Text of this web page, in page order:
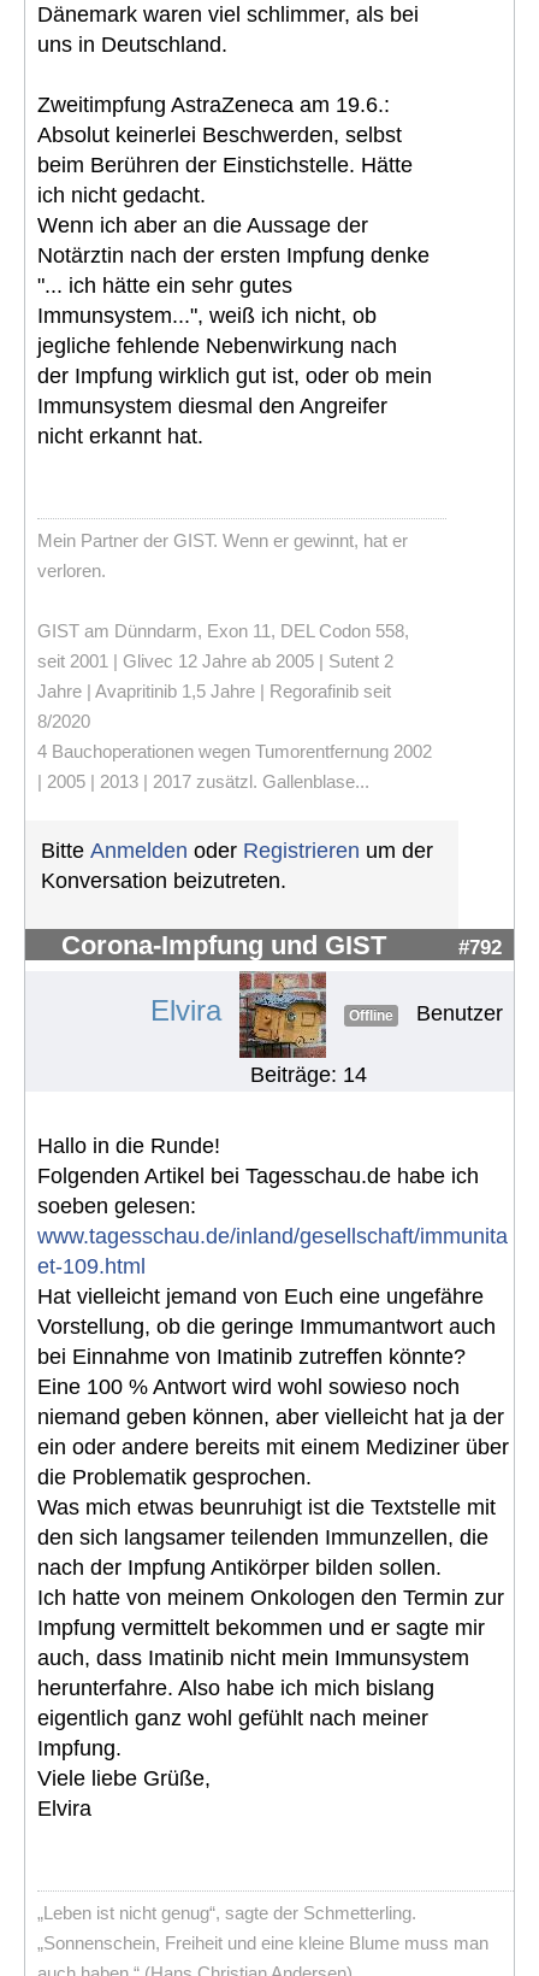
Dänemark waren viel schlimmer, als bei
uns in Deutschland.
Zweitimpfung AstraZeneca am 19.6.:
Absolut keinerlei Beschwerden, selbst
beim Berühren der Einstichstelle. Hätte
ich nicht gedacht.
Wenn ich aber an die Aussage der
Notärztin nach der ersten Impfung denke
"... ich hätte ein sehr gutes
Immunsystem...", weiß ich nicht, ob
jegliche fehlende Nebenwirkung nach
der Impfung wirklich gut ist, oder ob mein
Immunsystem diesmal den Angreifer
nicht erkannt hat.
Mein Partner der GIST. Wenn er gewinnt, hat er
verloren.
GIST am Dünndarm, Exon 11, DEL Codon 558,
seit 2001 | Glivec 12 Jahre ab 2005 | Sutent 2
Jahre | Avapritinib 1,5 Jahre | Regorafinib seit
8/2020
4 Bauchoperationen wegen Tumorentfernung 2002
| 2005 | 2013 | 2017 zusätzl. Gallenblase...
Bitte Anmelden oder Registrieren um der
Konversation beizutreten.
Corona-Impfung und GIST #792
Elvira Offline Benutzer
Beiträge: 14
Hallo in die Runde!
Folgenden Artikel bei Tagesschau.de habe ich
soeben gelesen:
www.tagesschau.de/inland/gesellschaft/immunita
et-109.html
Hat vielleicht jemand von Euch eine ungefähre
Vorstellung, ob die geringe Immumantwort auch
bei Einnahme von Imatinib zutreffen könnte?
Eine 100 % Antwort wird wohl sowieso noch
niemand geben können, aber vielleicht hat ja der
ein oder andere bereits mit einem Mediziner über
die Problematik gesprochen.
Was mich etwas beunruhigt ist die Textstelle mit
den sich langsamer teilenden Immunzellen, die
nach der Impfung Antikörper bilden sollen.
Ich hatte von meinem Onkologen den Termin zur
Impfung vermittelt bekommen und er sagte mir
auch, dass Imatinib nicht mein Immunsystem
herunterfahre. Also habe ich mich bislang
eigentlich ganz wohl gefühlt nach meiner
Impfung.
Viele liebe Grüße,
Elvira
„Leben ist nicht genug“, sagte der Schmetterling.
„Sonnenschein, Freiheit und eine kleine Blume muss man